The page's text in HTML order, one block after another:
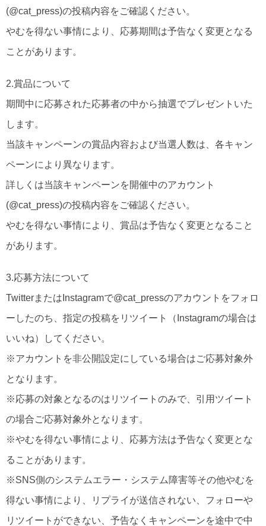
(@cat_press)の投稿内容をご確認ください。
やむを得ない事情により、応募期間は予告なく変更となる
ことがあります。
2.賞品について
期間中に応募された応募者の中から抽選でプレゼントいた
します。
当該キャンペーンの賞品内容および当選人数は、各キャン
ペーンにより異なります。
詳しくは当該キャンペーンを開催中のアカウント
(@cat_press)の投稿内容をご確認ください。
やむを得ない事情により、賞品は予告なく変更となること
があります。
3.応募方法について
TwitterまたはInstagramで@cat_pressのアカウントをフォロ
ーしたのち、指定の投稿をリツイート（Instagramの場合は
いいね）してください。
※アカウントを非公開設定にしている場合はご応募対象外
となります。
※応募の対象となるのはリツイートのみで、引用ツイート
の場合ご応募対象外となります。
※やむを得ない事情により、応募方法は予告なく変更とな
ることがあります。
※SNS側のシステムエラー・システム障害等その他やむを
得ない事情により、リプライが送信されない、フォローや
リツイートができない、予告なくキャンペーンを途中で中